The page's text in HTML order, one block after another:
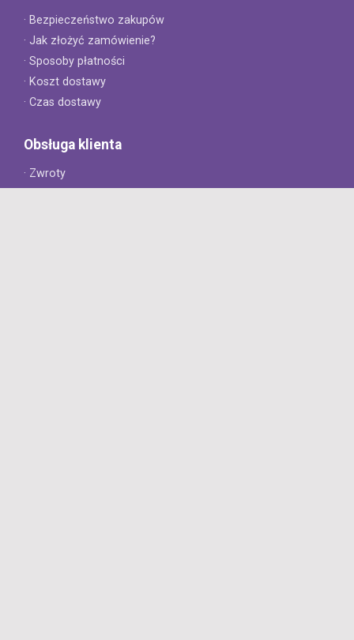
· Bezpieczeństwo zakupów
· Jak złożyć zamówienie?
· Sposoby płatności
· Koszt dostawy
· Czas dostawy
Obsługa klienta
· Zwroty